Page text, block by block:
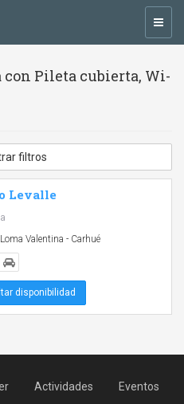
Pileta cubierta, Wi-
filtros
Levalle
Valentina - Carhué
disponibilidad
Actividades Eventos